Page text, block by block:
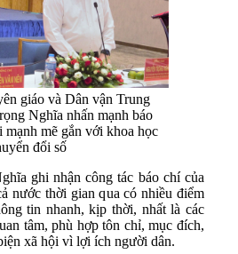
giáo và Dân vận Trung
Nghĩa nhấn mạnh báo
mạnh mẽ gắn với khoa học
đổi số
ghi nhận công tác báo chí của
nước thời gian qua có nhiều điểm
tin nhanh, kịp thời, nhất là các
tâm, phù hợp tôn chỉ, mục đích,
xã hội vì lợi ích người dân.